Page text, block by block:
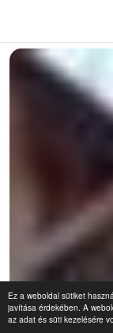
Ez a weboldal sütiket
javítása érdekében. A
az adat és süti kezelésére